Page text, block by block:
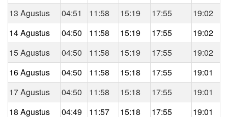
13 Agustus
04:51 11:58 15:19 17:55
19:02
14 Agustus
04:50 11:58 15:19 17:55
19:02
15 Agustus
04:50 11:58 15:19 17:55
19:02
16 Agustus
04:50 11:58 15:18 17:55
19:01
17 Agustus
04:50 11:58 15:18 17:55
19:01
18 Agustus
04:49 11:57 15:18 17:55 19:01